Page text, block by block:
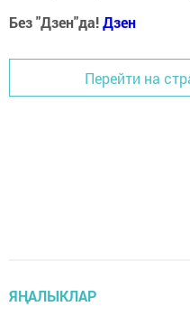
Без "Дзен"да!Дзен
Перейти на
ЯҢАЛЫКЛАР